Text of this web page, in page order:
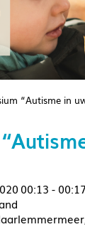
“Autisme in
00:13 - 00:17